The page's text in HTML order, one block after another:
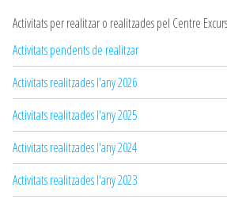
Activitats per realitzar o realitzades pel Centre
Activitats pendents de realitzar
Activitats realitzades l'any 2026
Activitats realitzades l'any 2025
Activitats realitzades l'any 2024
Activitats realitzades l'any 2023